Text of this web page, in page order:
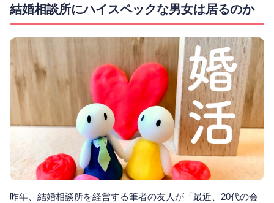
結婚相談所にハイスペックな男女は居るのか
昨年、結婚相談所を経営する筆者の友人が「最近、20代の会